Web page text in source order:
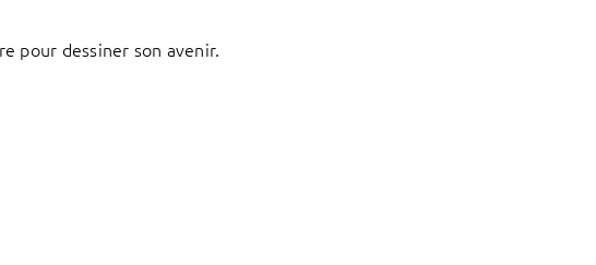
pour dessiner son avenir.